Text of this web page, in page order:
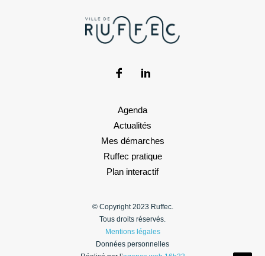
Agenda
Actualités
Mes démarches
Ruffec pratique
Plan interactif
© Copyright 2023 Ruffec.
Tous droits réservés.
Mentions légales
Données personnelles